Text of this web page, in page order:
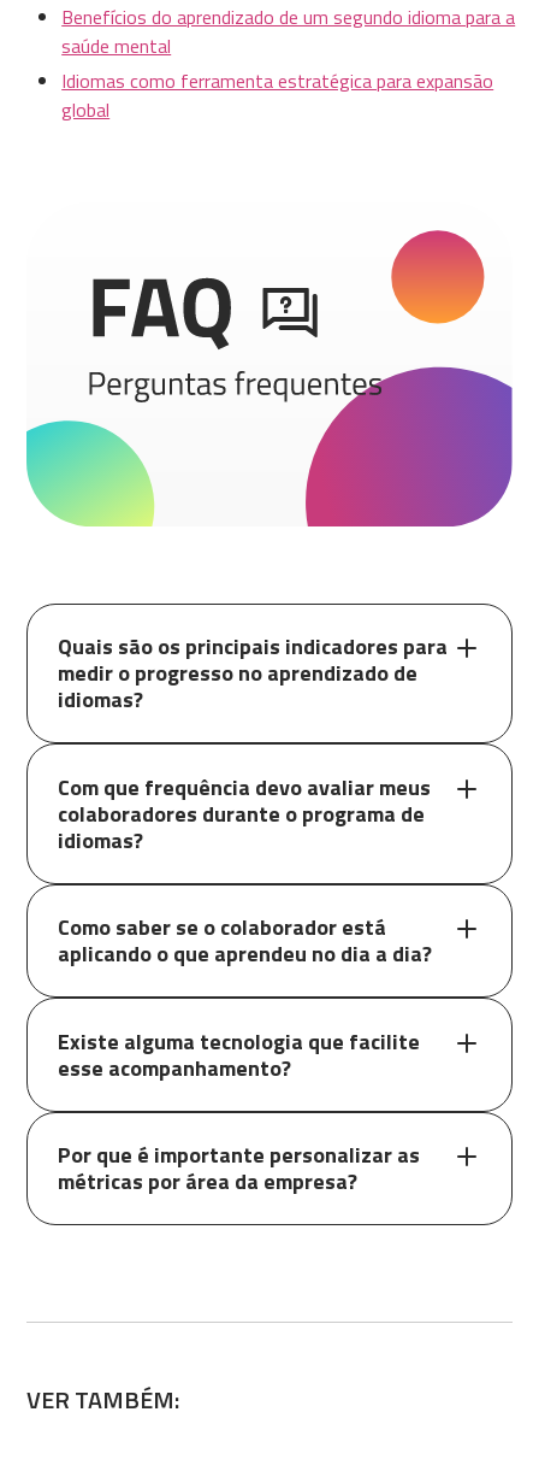
Benefícios do aprendizado de um segundo idioma para a
saúde mental
Idiomas como ferramenta estratégica para expansão
global
Quais são os principais indicadores para
medir o progresso no aprendizado de
idiomas?
Com que frequência devo avaliar meus
colaboradores durante o programa de
idiomas?
Como saber se o colaborador está
aplicando o que aprendeu no dia a dia?
Existe alguma tecnologia que facilite
esse acompanhamento?
Por que é importante personalizar as
métricas por área da empresa?
VER TAMBÉM: